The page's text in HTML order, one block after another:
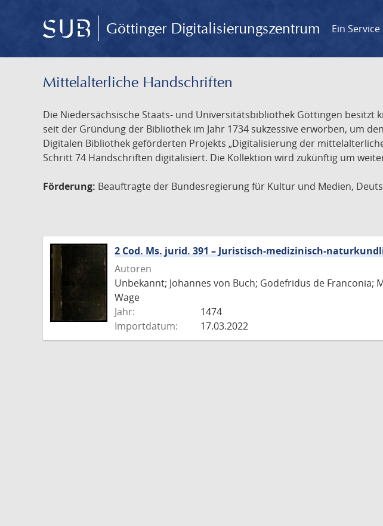
Göttinger Digitalisierungszentrum Ein
Mittelalterliche Handschriften
Die Niedersächsische Staats- und Universitätsbibliothek Göttingen
seit der Gründung der Bibliothek im Jahr 1734 sukzessive erworben, um
Digitalen Bibliothek geförderten Projekts „Digitalisierung der
Schritt 74 Handschriften digitalisiert. Die Kollektion wird zukünftig um
Förderung: Beauftragte der Bundesregierung für Kultur und Medien,
2 Cod. Ms. jurid. 391 – Juristisch-medizinisch-
Autoren
Unbekannt; Johannes von Buch; Godefridus de
Wage
Jahr:
1474
Importdatum:
17.03.2022